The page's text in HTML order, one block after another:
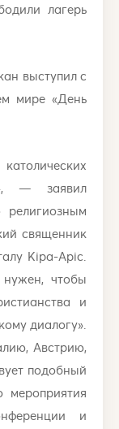
лагерь
выступил с
мире «День
— заявил
священник
Kipa-Apic.
чтобы
и
диалогу».
Австрию,
подобный
мероприятия
и